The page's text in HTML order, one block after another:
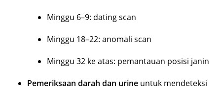
Minggu 6–9: dating scan
Minggu 18–22: anomali scan
Minggu 32 ke atas: pemantauan posisi janin
Pemeriksaan darah dan urine untuk mendeteksi